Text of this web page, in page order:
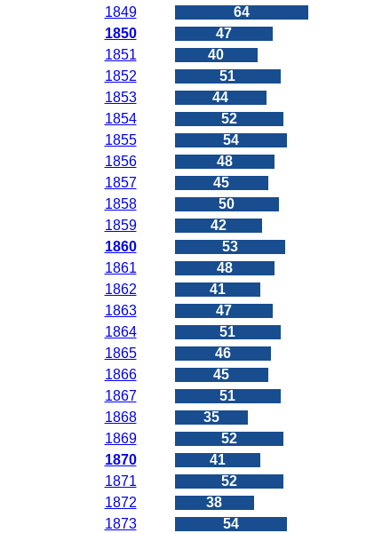
1849
64
1850
47
1851
40
1852
51
1853
44
1854
52
1855
54
1856
48
1857
45
1858
50
1859
42
1860
53
1861
48
1862
41
1863
47
1864
51
1865
46
1866
45
1867
51
1868
35
1869
52
1870
41
1871
52
1872
38
1873
54